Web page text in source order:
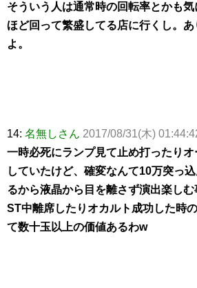
そういう人は通常時の回転率とかも
ほど回って繁盛してる店に行くし。
よ。
14: 名無しさん 2017/08/31(木)
一時必死にランプ見て止め打ったり
していたけど、確変なんて10万突っ
るから液晶から目を離さず演出楽しむ
ST中離席したりオカルト成功した時
て数十玉以上の価値あるわw